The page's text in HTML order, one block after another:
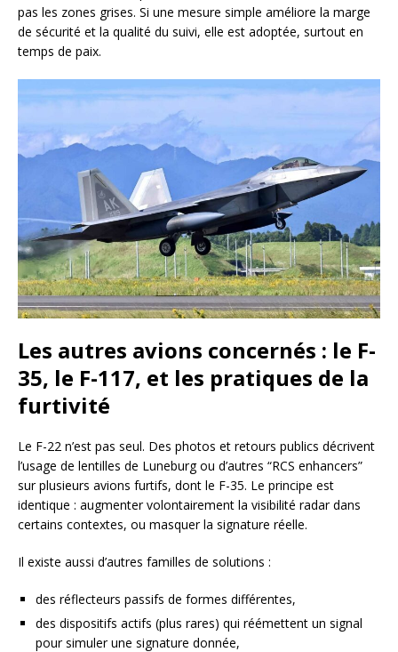
pas les zones grises. Si une mesure simple améliore la marge
de sécurité et la qualité du suivi, elle est adoptée, surtout en
temps de paix.
Les autres avions concernés : le F-
35, le F-117, et les pratiques de la
furtivité
Le F-22 n’est pas seul. Des photos et retours publics décrivent
l’usage de lentilles de Luneburg ou d’autres “RCS enhancers”
sur plusieurs avions furtifs, dont le F-35. Le principe est
identique : augmenter volontairement la visibilité radar dans
certains contextes, ou masquer la signature réelle.
Il existe aussi d’autres familles de solutions :
des réflecteurs passifs de formes différentes,
des dispositifs actifs (plus rares) qui réémettent un signal
pour simuler une signature donnée,